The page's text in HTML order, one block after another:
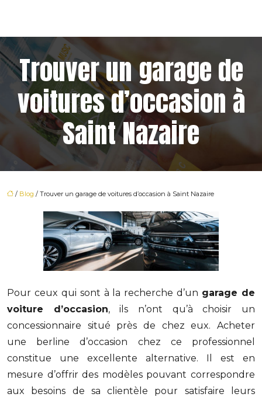
Trouver un garage de
voitures d’occasion à
Saint Nazaire
/ Blog / Trouver un garage de voitures d’occasion à Saint Nazaire
Pour ceux qui sont à la recherche d’un garage de
voiture d’occasion, ils n’ont qu’à choisir un
concessionnaire situé près de chez eux. Acheter
une berline d’occasion chez ce professionnel
constitue une excellente alternative. Il est en
mesure d’offrir des modèles pouvant correspondre
aux besoins de sa clientèle pour satisfaire leurs